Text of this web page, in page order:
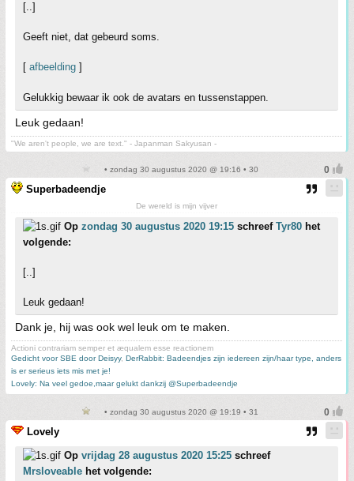
[..]
Geeft niet, dat gebeurd soms.
[ afbeelding ]
Gelukkig bewaar ik ook de avatars en tussenstappen.
Leuk gedaan!
"We aren't people, we are text." - Japanman Sakyusan -
• zondag 30 augustus 2020 @ 19:16 • 30
Superbadeendje
De wereld is mijn vijver
Op zondag 30 augustus 2020 19:15 schreef Tyr80 het
volgende:
[..]
Leuk gedaan!
Dank je, hij was ook wel leuk om te maken.
Actioni contrariam semper et æqualem esse reactionem
Gedicht voor SBE door Deisyy, DerRabbit: Badeendjes zijn iedereen zijn/haar type, anders
is er serieus iets mis met je!
Lovely: Na veel gedoe,maar gelukt dankzij @Superbadeendje
• zondag 30 augustus 2020 @ 19:19 • 31
Lovely
Op vrijdag 28 augustus 2020 15:25 schreef
Mrsloveable het volgende: